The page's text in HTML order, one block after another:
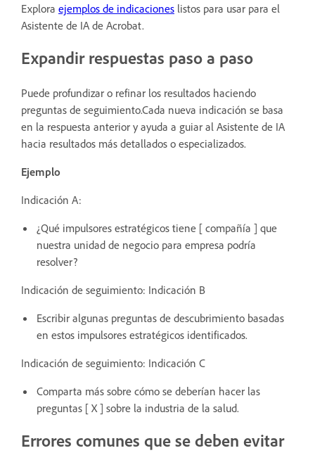
Explora ejemplos de indicaciones listos para usar para el
Asistente de IA de Acrobat.
Expandir respuestas paso a paso
Puede profundizar o refinar los resultados haciendo
preguntas de seguimiento.Cada nueva indicación se basa
en la respuesta anterior y ayuda a guiar al Asistente de IA
hacia resultados más detallados o especializados.
Ejemplo
Indicación A:
¿Qué impulsores estratégicos tiene [ compañía ] que
nuestra unidad de negocio para empresa podría
resolver?
Indicación de seguimiento: Indicación B
Escribir algunas preguntas de descubrimiento basadas
en estos impulsores estratégicos identificados.
Indicación de seguimiento: Indicación C
Comparta más sobre cómo se deberían hacer las
preguntas [ X ] sobre la industria de la salud.
Errores comunes que se deben evitar